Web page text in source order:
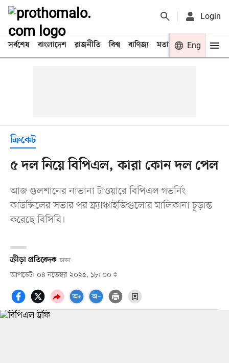
Login
সর্বশেষ বাংলাদেশ রাজনীতি বিশ্ব বাণিজ্য মতামত খেলা
Eng
ক্রিকেট
৫ দল নিয়ে বিপিএল, কারা কোন দল পেল
আজ গুলশানের নাভানা টাওয়ারে বিপিএল গভর্নিং
কাউন্সিলের সভার পর ফ্র্যাঞ্চাইজিগুলোর মালিকানা চূড়ান্ত
করেছে বিসিবি।
ক্রীড়া প্রতিবেদক ঢাকা
আপডেট: ০৪ নভেম্বর ২০২৫, ১৮: ০০